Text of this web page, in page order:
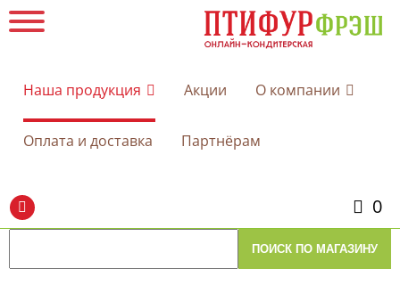
Наша продукция Акции О компании
Оплата и доставка Партнёрам
0